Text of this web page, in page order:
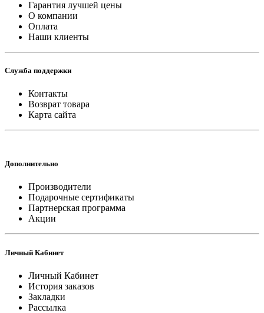
Гарантия лучшей цены
О компании
Оплата
Наши клиенты
Служба поддержки
Контакты
Возврат товара
Карта сайта
Дополнительно
Производители
Подарочные сертификаты
Партнерская программа
Акции
Личный Кабинет
Личный Кабинет
История заказов
Закладки
Рассылка